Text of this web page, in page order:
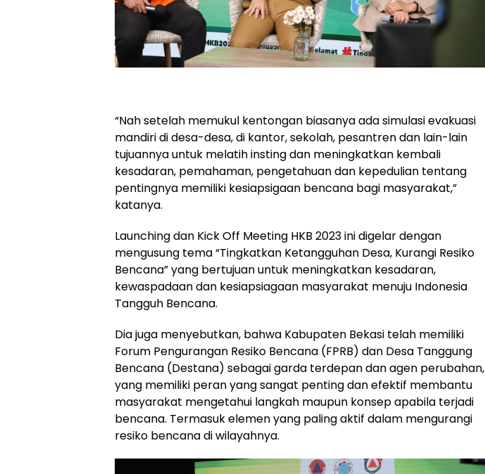
“Nah setelah memukul kentongan biasanya ada simulasi evakuasi
mandiri di desa-desa, di kantor, sekolah, pesantren dan lain-lain
tujuannya untuk melatih insting dan meningkatkan kembali
kesadaran, pemahaman, pengetahuan dan kepedulian tentang
pentingnya memiliki kesiapsigaan bencana bagi masyarakat,”
katanya.
Launching dan Kick Off Meeting HKB 2023 ini digelar dengan
mengusung tema “Tingkatkan Ketangguhan Desa, Kurangi Resiko
Bencana” yang bertujuan untuk meningkatkan kesadaran,
kewaspadaan dan kesiapsiagaan masyarakat menuju Indonesia
Tangguh Bencana.
Dia juga menyebutkan, bahwa Kabupaten Bekasi telah memiliki
Forum Pengurangan Resiko Bencana (FPRB) dan Desa Tanggung
Bencana (Destana) sebagai garda terdepan dan agen perubahan,
yang memiliki peran yang sangat penting dan efektif membantu
masyarakat mengetahui langkah maupun konsep apabila terjadi
bencana. Termasuk elemen yang paling aktif dalam mengurangi
resiko bencana di wilayahnya.